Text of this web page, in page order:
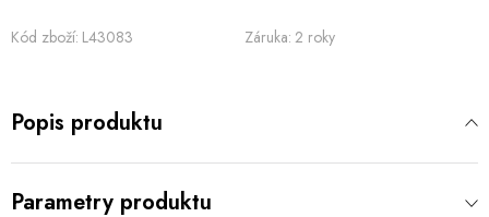
Kód zboží: L43083 Záruka: 2 roky
Popis produktu
Parametry produktu